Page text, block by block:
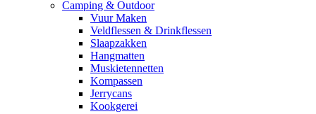
Camping & Outdoor
Vuur Maken
Veldflessen & Drinkflessen
Slaapzakken
Hangmatten
Muskietennetten
Kompassen
Jerrycans
Kookgerei